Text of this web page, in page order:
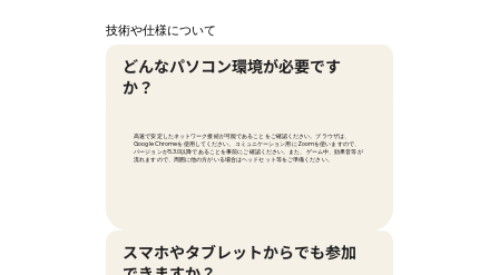
技術や仕様について
どんなパソコン環境が必要です
か？
高速で安定したネットワーク接続が可能であることをご確認ください。ブラウザは、
Google Chromeを使用してください。コミュニケーション用にZoomを使いますので、
バージョンが5.3.0以降であることを事前にご確認ください。また、ゲーム中、効果音等が
流れますので、周囲に他の方がいる場合はヘッドセット等をご準備ください。
スマホやタブレットからでも参加